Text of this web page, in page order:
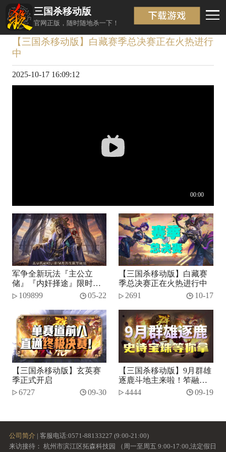
三国杀移动版
官网正版，随时随地杀一下！
返回
【三国杀移动版】白藏赛季总决赛正在火热进行
中
2025-10-17 16:09:12
军争全新玩法『主公立
储』『内奸择途』限时开
启！109899 05-22
【三国杀移动版】白藏赛
季总决赛正在火热进行中
2691
10-17
【三国杀移动版】玄英赛
季正式开启
6727
09-30
【三国杀移动版】9月群雄
逐鹿斗地主来啦！笮融、
势张燕加入将池~
4444 09-19
公司简介 | 客服电话:0571-88133227 (9:00-21:00)
来访接待： 杭州市滨江区拓森科技园 （周一至周五 9:00-17:00,法定假日